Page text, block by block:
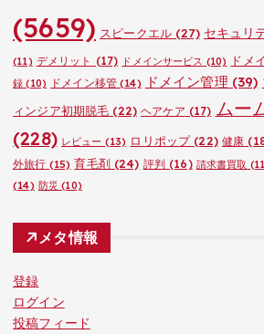
(5659) スピークエル(27) セキュリ
(11) デメリット (17) ドメインサービス (10) ドメ
録 (10) ドメイン移管(14) ドメイン管理 (39)
ィンジア初期脱毛 (22) ヘアケア (17) ムー
(228) レビュー (13) ロリポップ(22) 健康
外旅行 (15) 育毛剤(24) 評判 (16) 請求書買取
(14) 防災 (10)
メタ情報
登録
ログイン
投稿フィード